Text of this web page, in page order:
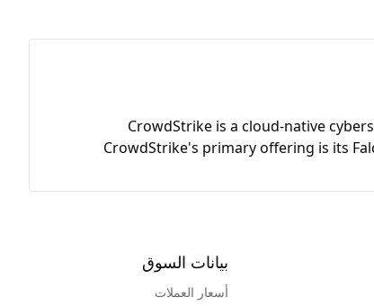
CrowdStrike is a cloud-native
CrowdStrike's primary offering is its
بيانات السوق
أسعار العملات